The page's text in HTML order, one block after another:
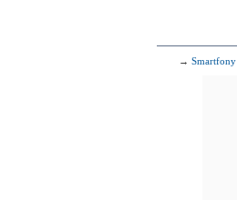
→ Smartfony